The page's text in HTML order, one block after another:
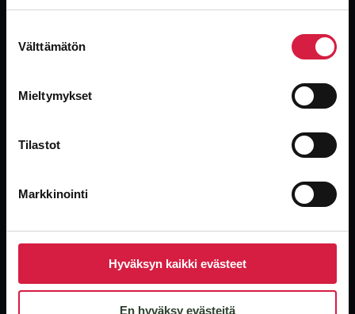
valinta
Välttämätön
Mieltymykset
Tilastot
Markkinointi
Hyväksyn kaikki evästeet
En hyväksy evästeitä
Yritys